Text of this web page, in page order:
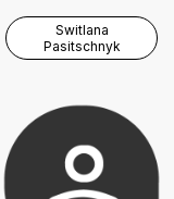
Switlana
Pasitschnyk